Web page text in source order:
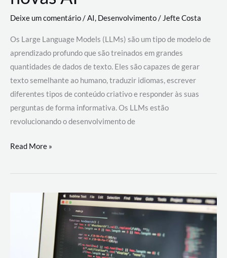
Deixe um comentário/AI, Desenvolvimento/ Jefte Costa
Os Large Language Models (LLMs) são um tipo de modelo de
aprendizado profundo que são treinados em grandes
quantidades de dados de texto. Eles são capazes de gerar
texto semelhante ao humano, traduzir idiomas, escrever
diferentes tipos de conteúdo criativo e responder às suas
perguntas de forma informativa. Os LLMs estão
revolucionando o desenvolvimento de
Large
Models
revolucionando
Read More »